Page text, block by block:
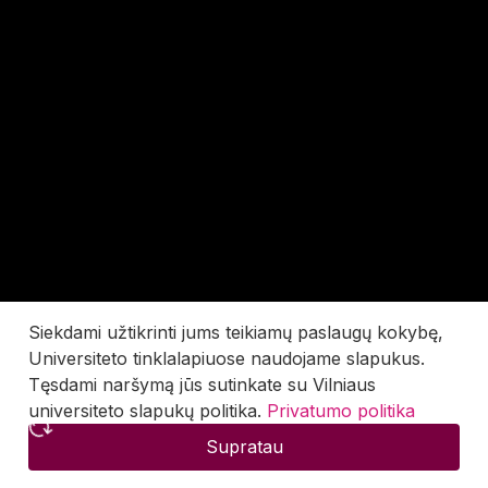
Siekdami užtikrinti jums teikiamų paslaugų kokybę,
Universiteto tinklalapiuose naudojame slapukus.
Tęsdami naršymą jūs sutinkate su Vilniaus
universiteto slapukų politika. Privatumo politika
Supratau